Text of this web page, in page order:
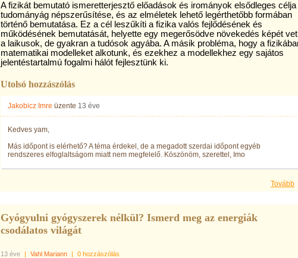
A fizikát bemutató ismeretterjesztő előadások és irományok elsődleges célja
tudományág népszerűsítése, és az elméletek lehető legérthetőbb formában
történő bemutatása. Ez a cél leszűkíti a fizika valós fejlődésének és
működésének bemutatását, helyette egy megerősödve növekedés képét
a laikusok, de gyakran a tudósok agyába. A másik probléma, hogy a
matematikai modelleket alkotunk, és ezekhez a modellekhez egy sajátos
jelentéstartalmú fogalmi hálót fejlesztünk ki.
Utolsó hozzászólás
Jakobicz Imre üzente 13 éve
Kedves yam,
Más időpont is elérhető? A téma érdekel, de a megadott szerdai időpont egyéb
rendszeres elfoglaltságom miatt nem megfelelő. Köszönöm, szerettel, Imo
Tovább
Gyógyulni gyógyszerek nélkül? Ismerd meg az energiák
csodálatos világát
13 éve | Vahl Mariann | 0 hozzászólás